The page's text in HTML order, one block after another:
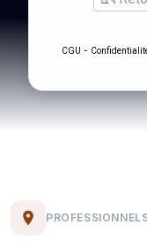
CGU -